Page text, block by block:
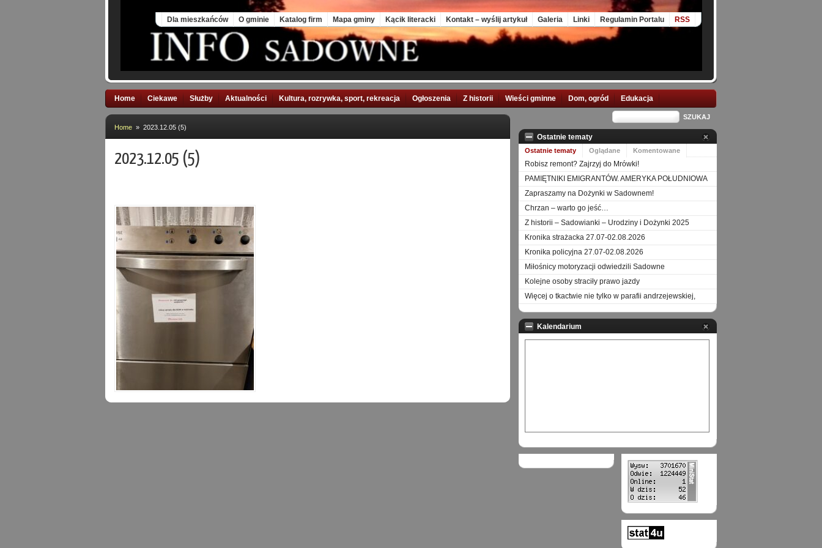
Dla mieszkańców O gminie Katalog firm Mapa gminy Kącik literacki Kontakt – wyślij artykuł Galeria Linki Regulamin Portalu RSS
Home Ciekawe Służby Aktualności Kultura, rozrywka, sport, rekreacja Ogłoszenia Z historii Wieści gminne Dom, ogród Edukacja
Home » 2023.12.05 (5)
2023.12.05 (5)
Ostatnie tematy
Ostatnie tematy Oglądane Komentowane
Robisz remont? Zajrzyj do Mrówki!
PAMIĘTNIKI EMIGRANTÓW. AMERYKA POŁUDNIOWA
Zapraszamy na Dożynki w Sadownem!
Chrzan – warto go jeść…
Z historii – Sadowianki – Urodziny i Dożynki 2025
Kronika strażacka 27.07-02.08.2026
Kronika policyjna 27.07-02.08.2026
Miłośnicy motoryzacji odwiedzili Sadowne
Kolejne osoby straciły prawo jazdy
Więcej o tkactwie nie tylko w parafii andrzejewskiej,
Kalendarium